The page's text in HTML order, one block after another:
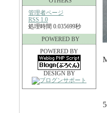
管理者ページ
RSS 1.0
処理時間 0.035699秒
POWERED BY
POWERED BY
DESIGN BY